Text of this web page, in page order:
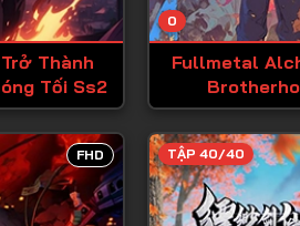
Thành
Tối Ss2
0
Fullmetal
FHD TẬP 40/40